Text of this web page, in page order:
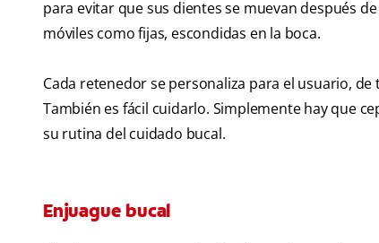
para evitar que sus dientes se muevan después
móviles como fijas, escondidas en la boca.
Cada retenedor se personaliza para el usuario,
También es fácil cuidarlo. Simplemente hay que
su rutina del cuidado bucal.
Enjuague bucal